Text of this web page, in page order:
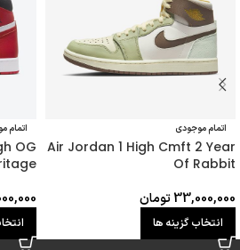
اتمام موجودی
Air Jordan 1 High Cmft 2 Year
Of Rabbit
33,000,000تومان
انتخاب گزینه ها
اتمام
OG